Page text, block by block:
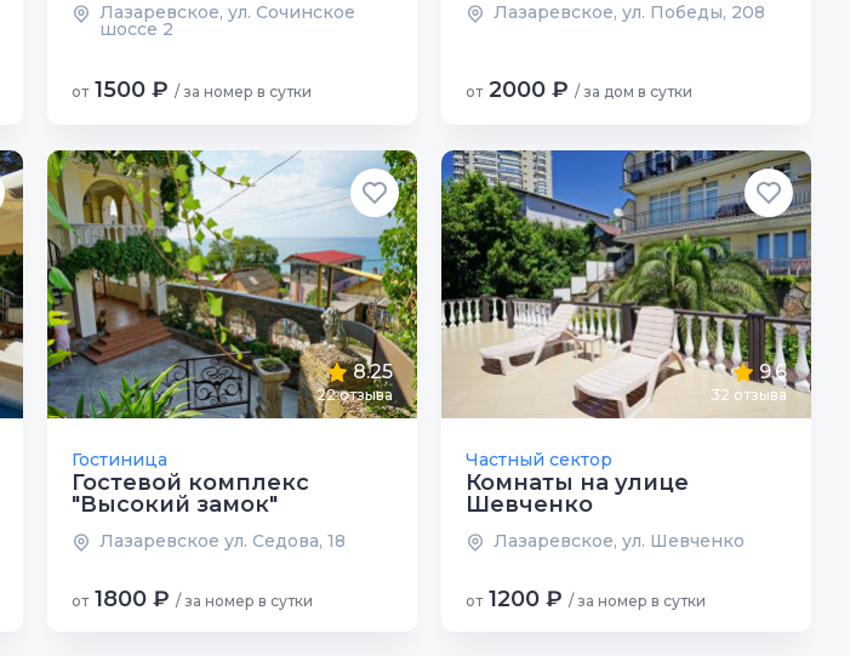
Лазаревское, ул. Сочинское
шоссе 2
от 1500 ₽ / за номер в сутки
Лазаревское, ул. Победы, 208
от 2000 ₽ / за дом в сутки
8.25
22 отзыва
Гостиница
Гостевой комплекс
"Высокий замок"
Лазаревское ул. Седова, 18
от 1800 ₽ / за номер в сутки
9.6
32 отзыва
Частный сектор
Комнаты на улице
Шевченко
Лазаревское, ул. Шевченко
от 1200 ₽ / за номер в сутки